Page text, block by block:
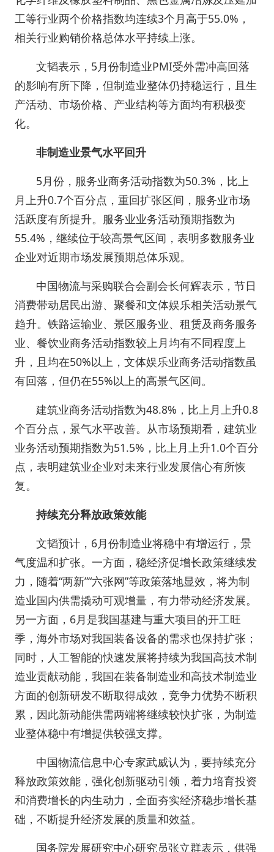
工等行业两个价格指数均连续3个月高于55.0%，
相关行业购销价格总体水平持续上涨。
文韬表示，5月份制造业PMI受外需冲高回落
的影响有所下降，但制造业整体仍持稳运行，且生
产活动、市场价格、产业结构等方面均有积极变
化。
非制造业景气水平回升
5月份，服务业商务活动指数为50.3%，比上
月上升0.7个百分点，重回扩张区间，服务业市场
活跃度有所提升。服务业业务活动预期指数为
55.4%，继续位于较高景气区间，表明多数服务业
企业对近期市场发展预期总体乐观。
中国物流与采购联合会副会长何辉表示，节日
消费带动居民出游、聚餐和文体娱乐相关活动景气
趋升。铁路运输业、景区服务业、租赁及商务服务
业、餐饮业商务活动指数较上月均有不同程度上
升，且均在50%以上，文体娱乐业商务活动指数虽
有回落，但仍在55%以上的高景气区间。
建筑业商务活动指数为48.8%，比上月上升0.8
个百分点，景气水平改善。从市场预期看，建筑业
业务活动预期指数为51.5%，比上月上升1.0个百分
点，表明建筑业企业对未来行业发展信心有所恢
复。
持续充分释放政策效能
文韬预计，6月份制造业将稳中有增运行，景
气度温和扩张。一方面，稳经济促增长政策继续发
力，随着“两新”“六张网”等政策落地显效，将为制
造业国内供需撬动可观增量，有力带动经济发展。
另一方面，6月是我国基建与重大项目的开工旺
季，海外市场对我国装备设备的需求也保持扩张；
同时，人工智能的快速发展将持续为我国高技术制
造业贡献动能，我国在装备制造业和高技术制造业
方面的创新研发不断取得成效，竞争力优势不断积
累，因此新动能供需两端将继续较快扩张，为制造
业整体稳中有增提供较强支撑。
中国物流信息中心专家武威认为，要持续充分
释放政策效能，强化创新驱动引领，着力培育投资
和消费增长的内生动力，全面夯实经济稳步增长基
础，不断提升经济发展的质量和效益。
国务院发展研究中心研究员张立群表示，供强